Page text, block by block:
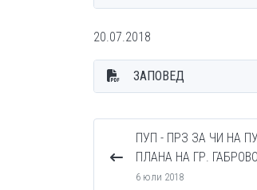
20.07.2018
ЗАПОВЕД
ПУП - ПРЗ ЗА ЧИ НА
ПЛАНА НА ГР.
6 юли 2018